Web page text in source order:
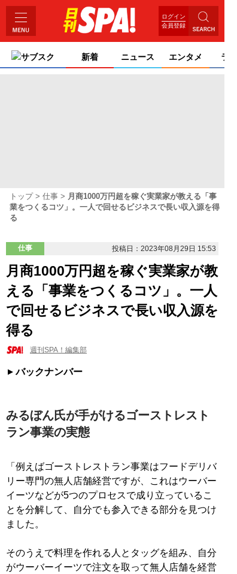
ログイン
会員登録
サブスク 新着 ニュース エンタメ ライ
トップ 仕事
月商1000万円超を稼ぐ実業家が教える「事
業をつくるコツ」。一人で回せるビジネスで長い収入源を得
る
仕事 投稿日：2023年08月29日 15:53
月商1000万円超を稼ぐ実業家が教
える「事業をつくるコツ」。一人
で回せるビジネスで長い収入源を
得る
週刊SPA！編集部
バックナンバー
みるぼん氏が手がけるゴーストレスト
ラン事業の実態
「例えばゴーストレストラン事業はフードデリバ
リー専門の無人店舗経営ですが、これはウーバー
イーツなどが5つのプロセスで成り立っているこ
とを分解して、自分でも参入できる部分を見つけ
ました。
そのうえで料理を作れる人とタッグを組み、自分
がウーバーイーツで注文を取って無人店舗を経営